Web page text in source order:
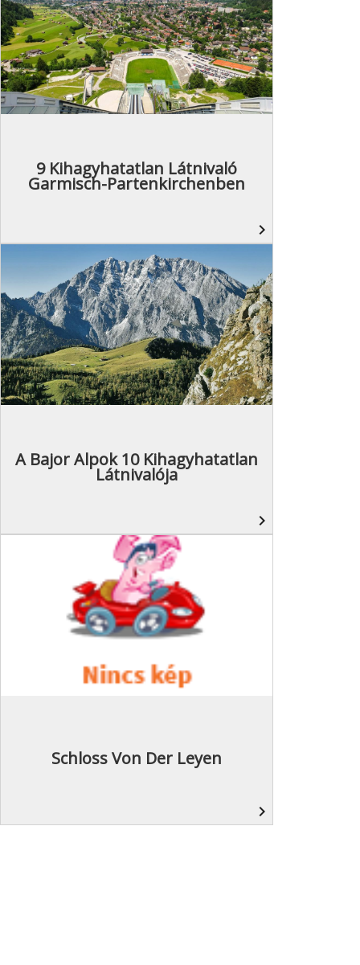
9 Kihagyhatatlan Látnivaló
Garmisch-Partenkirchenben
navigate_next
A Bajor Alpok 10 Kihagyhatatlan
Látnivalója
navigate_next
Schloss Von Der Leyen
navigate_next